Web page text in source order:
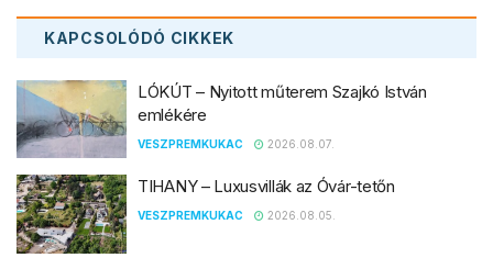
KAPCSOLÓDÓ CIKKEK
LÓKÚT – Nyitott műterem Szajkó István
emlékére
VESZPREMKUKAC 2026.08.07.
TIHANY – Luxusvillák az Óvár-tetőn
VESZPREMKUKAC 2026.08.05.